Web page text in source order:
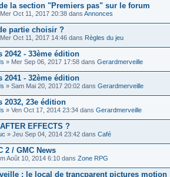
la section "Premiers pas" sur le forum
Oct 11, 2017 20:38 dans Annonces
partie choisir ?
Oct 11, 2017 14:46 dans Règles du jeu
2042 - 33ème édition
» Mer Sep 06, 2017 17:58 dans Gerardmerveille
2041 - 32ème édition
» Sam Mai 20, 2017 20:02 dans Gerardmerveille
2032, 23e édition
» Ven Oct 17, 2014 23:34 dans Gerardmerveille
EFFECTS ?
» Jeu Sep 04, 2014 23:42 dans Café
2 / GMC News
Août 10, 2014 6:10 dans Zone RPG
: le local de trancparent pictures motion